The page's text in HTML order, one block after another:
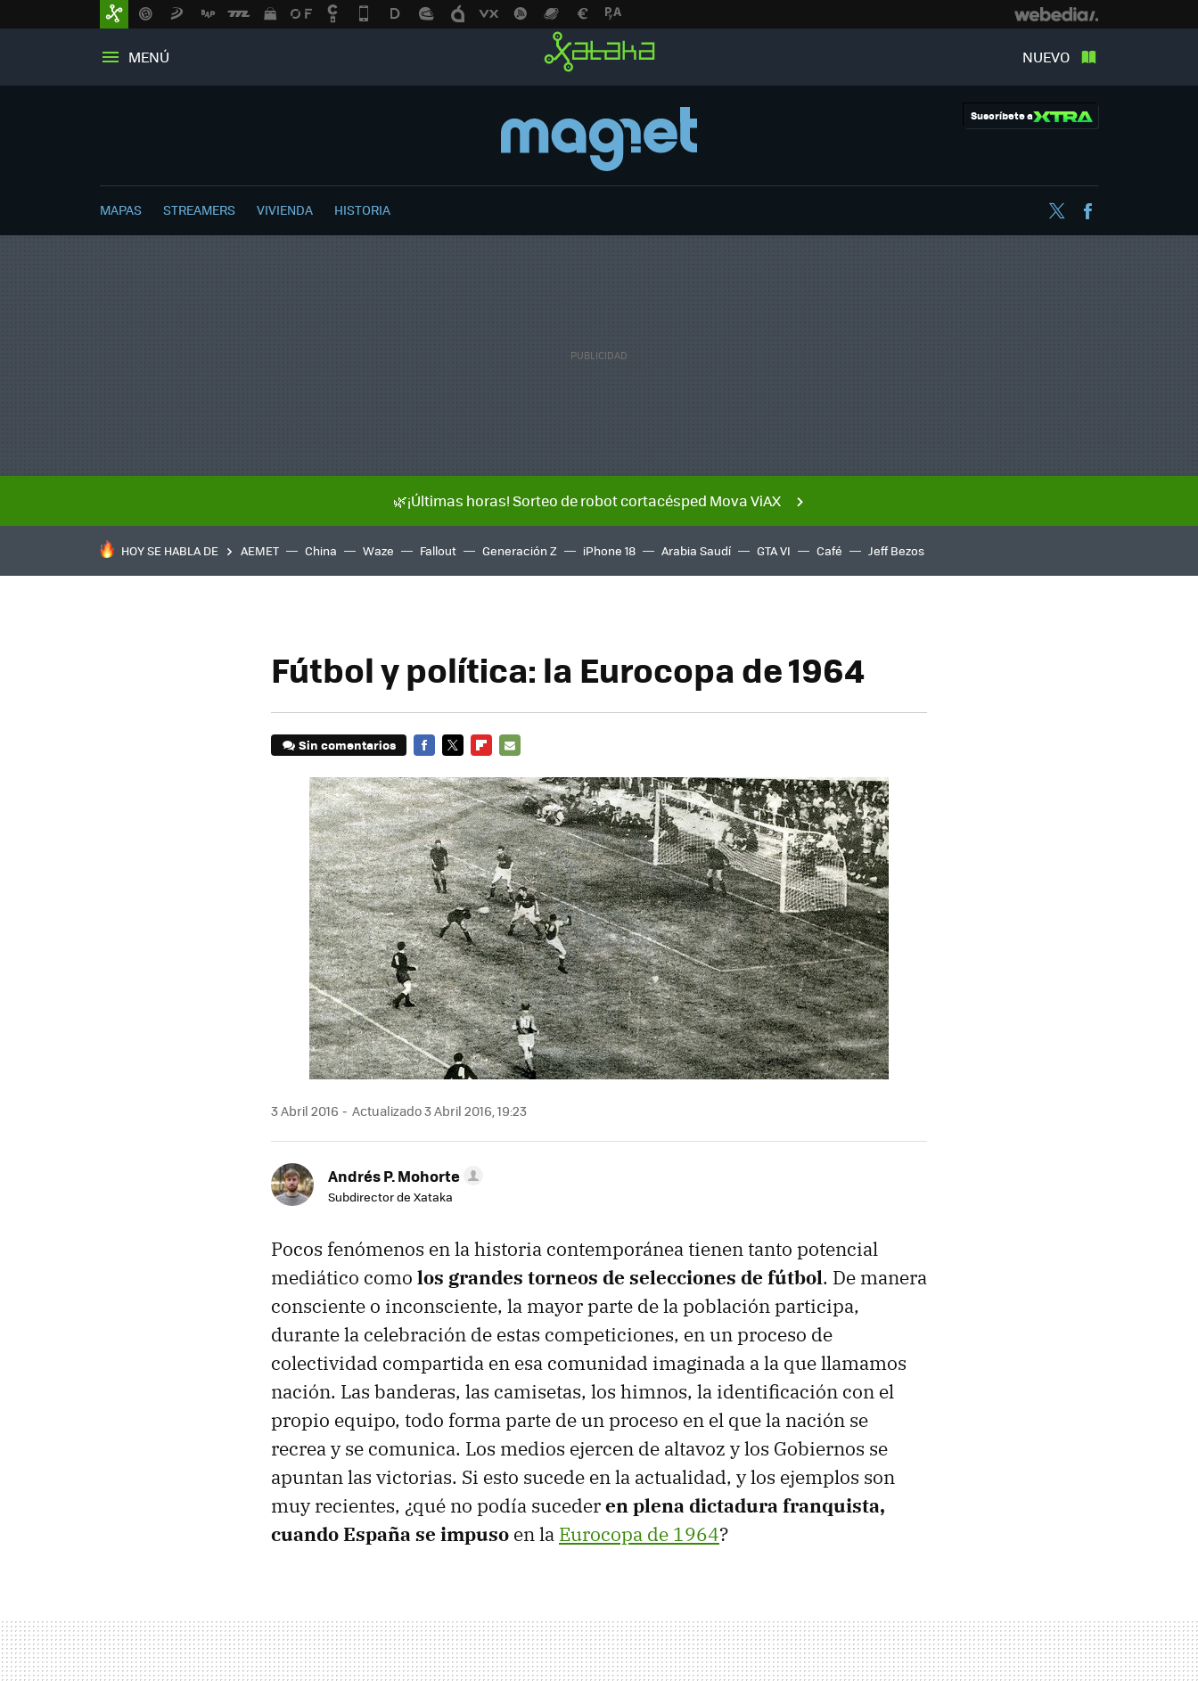
MENÚ NUEVO
Suscríbete a
MAPAS STREAMERS VIVIENDA HISTORIA Twitter
🌿¡Últimas horas! Sorteo de robot cortacésped Mova ViAX
HOY SE HABLA DE AEMET China Waze Fallout Generación Z iPhone 18 Arabia Saudí GTA VI Café Jeff Bezos
Fútbol y política: la Eurocopa de 1964
Sin comentarios
MAIL
3 Abril 2016 Actualizado 3 Abril 2016, 19:23
Andrés P. Mohorte
Subdirector de Xataka
Pocos fenómenos en la historia contemporánea tienen tanto potencial
mediático como los grandes torneos de selecciones de fútbol. De manera
consciente o inconsciente, la mayor parte de la población participa,
durante la celebración de estas competiciones, en un proceso de
colectividad compartida en esa comunidad imaginada a la que llamamos
nación. Las banderas, las camisetas, los himnos, la identificación con el
propio equipo, todo forma parte de un proceso en el que la nación se
recrea y se comunica. Los medios ejercen de altavoz y los Gobiernos se
apuntan las victorias. Si esto sucede en la actualidad, y los ejemplos son
muy recientes, ¿qué no podía sucederen plena dictadura franquista,
cuando España se impuso en la Eurocopa de 1964?